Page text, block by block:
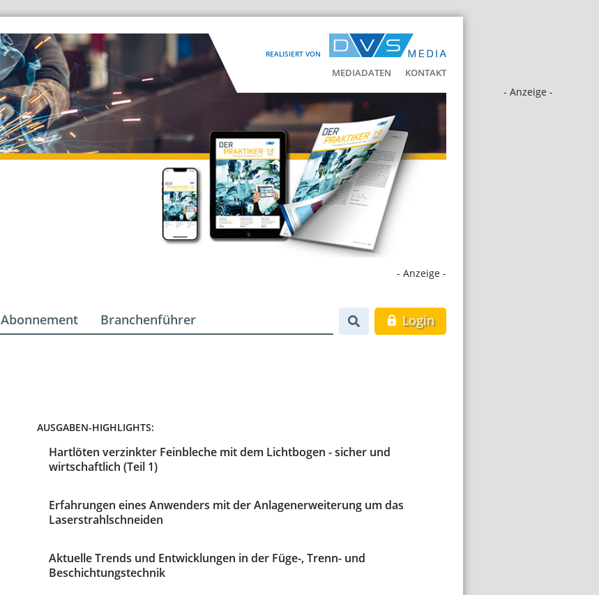
REALISIERT VON
MEDIADATEN KONTAKT
- Anzeige -
- Anzeige -
Abonnement Branchenführer Login
AUSGABEN-HIGHLIGHTS:
Hartlöten verzinkter Feinbleche mit dem Lichtbogen - sicher und
wirtschaftlich (Teil 1)
Erfahrungen eines Anwenders mit der Anlagenerweiterung um das
Laserstrahlschneiden
Aktuelle Trends und Entwicklungen in der Füge-, Trenn- und
Beschichtungstechnik